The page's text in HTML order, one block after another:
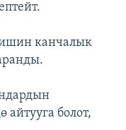
канчалык
болот,